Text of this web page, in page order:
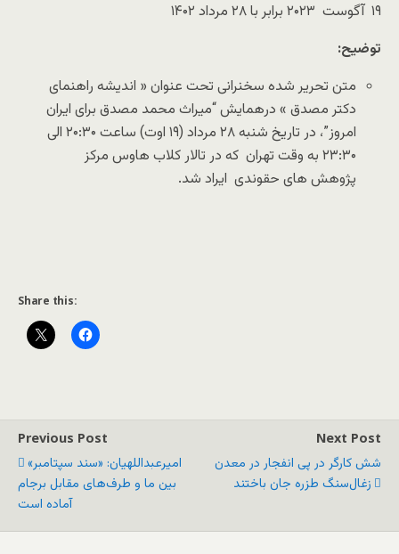
۱۹ آگوست ۲۰۲۳ برابر با ۲۸ مرداد ۱۴۰۲
توضیح:
متن تحریر شده سخنرانی تحت عنوان « اندیشه راهنمای
دکتر مصدق » درهمایش “میراث محمد مصدق برای ایران
امروز”، در تاریخ شنبه ۲۸ مرداد (۱۹ اوت) ساعت ۲۰:۳۰ الی
۲۳:۳۰ به وقت تهران که در تالار کلاب هاوس مرکز
پژوهش های حقوندی ایراد شد.
Share this:
Previous Post
امیرعبداللهیان: «سند سپتامبر»
بین ما و طرف‌های مقابل برجام
آماده است
Next Post
شش کارگر در پی انفجار در معدن
زغال‌سنگ طزره جان باختند